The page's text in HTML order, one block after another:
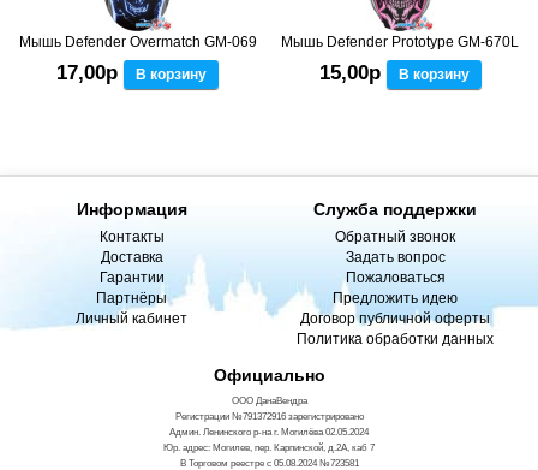
Мышь Defender Overmatch GM-069
17,00р В корзину
Мышь Defender Prototype GM-670L
15,00р В корзину
Информация
Контакты
Доставка
Гарантии
Партнёры
Личный кабинет
Служба поддержки
Обратный звонок
Задать вопрос
Пожаловаться
Предложить идею
Договор публичной оферты
Политика обработки данных
Официально
ООО ДанаВендра
Регистрации №791372916 зарегистрировано
Админ. Ленинского р-на г. Могилёва 02.05.2024
Юр. адрес: Могилев, пер. Карпинской, д.2А, каб 7
В Торговом реестре с 05.08.2024 №723581